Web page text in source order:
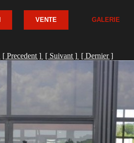
VENTE GALERIE
[ Precedent ] [ Suivant ] [ Dernier ]